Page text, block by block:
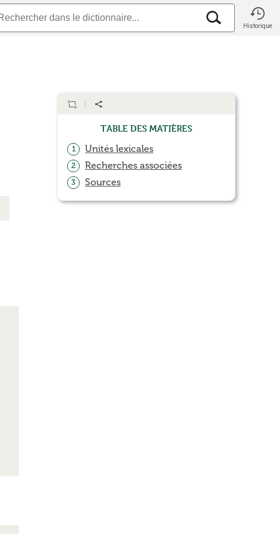
Historique
Table des matières
1 Unités lexicales
2 Recherches associées
3 Sources